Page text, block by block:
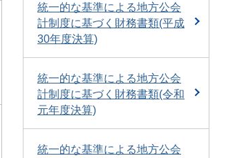
統一的な基準による地方公会
計制度に基づく財務書類(平成
30年度決算)
統一的な基準による地方公会
計制度に基づく財務書類(令和
元年度決算)
統一的な基準による地方公会